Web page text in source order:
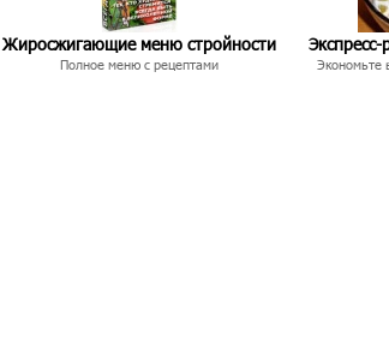
Жиросжигающие меню стройности
Полное меню с рецептами Экономьте